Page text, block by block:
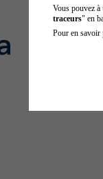
Vous pouvez
traceurs" en
Pour en